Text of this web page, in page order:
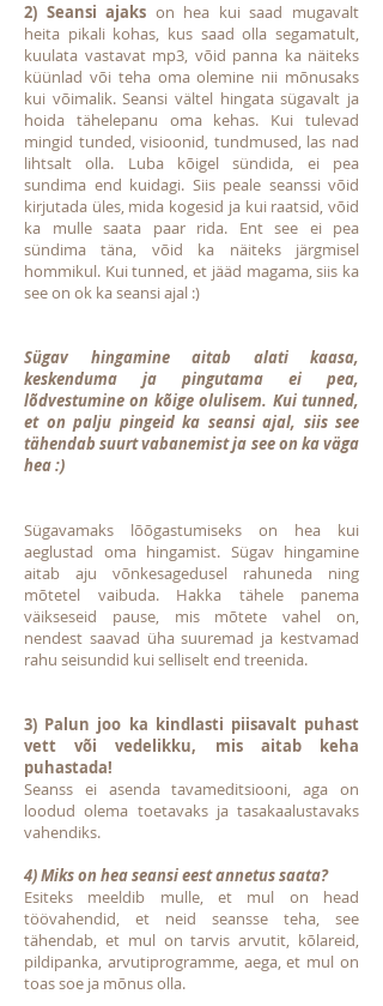
2) Seansi ajaks on hea kui saad mugavalt
heita pikali kohas, kus saad olla segamatult,
kuulata vastavat mp3, võid panna ka näiteks
küünlad või teha oma olemine nii mõnusaks
kui võimalik. Seansi vältel hingata sügavalt ja
hoida tähelepanu oma kehas. Kui tulevad
mingid tunded, visioonid, tundmused, las nad
lihtsalt olla. Luba kõigel sündida, ei pea
sundima end kuidagi. Siis peale seanssi võid
kirjutada üles, mida kogesid ja kui raatsid, võid
ka mulle saata paar rida. Ent see ei pea
sündima täna, võid ka näiteks järgmisel
hommikul. Kui tunned, et jääd magama, siis ka
see on ok ka seansi ajal :)
Sügav hingamine aitab alati kaasa,
keskenduma ja pingutama ei pea,
lõdvestumine on kõige olulisem. Kui tunned,
et on palju pingeid ka seansi ajal, siis see
tähendab suurt vabanemist ja see on ka väga
hea :)
Sügavamaks lõõgastumiseks on hea kui
aeglustad oma hingamist. Sügav hingamine
aitab aju võnkesagedusel rahuneda ning
mõtetel vaibuda. Hakka tähele panema
väikseseid pause, mis mõtete vahel on,
nendest saavad üha suuremad ja kestvamad
rahu seisundid kui selliselt end treenida.
3) Palun joo ka kindlasti piisavalt puhast
vett või vedelikku, mis aitab keha
puhastada!
Seanss ei asenda tavameditsiooni, aga on
loodud olema toetavaks ja tasakaalustavaks
vahendiks.
4) Miks on hea seansi eest annetus saata?
Esiteks meeldib mulle, et mul on head
töövahendid, et neid seansse teha, see
tähendab, et mul on tarvis arvutit, kõlareid,
pildipanka, arvutiprogramme, aega, et mul on
toas soe ja mõnus olla.